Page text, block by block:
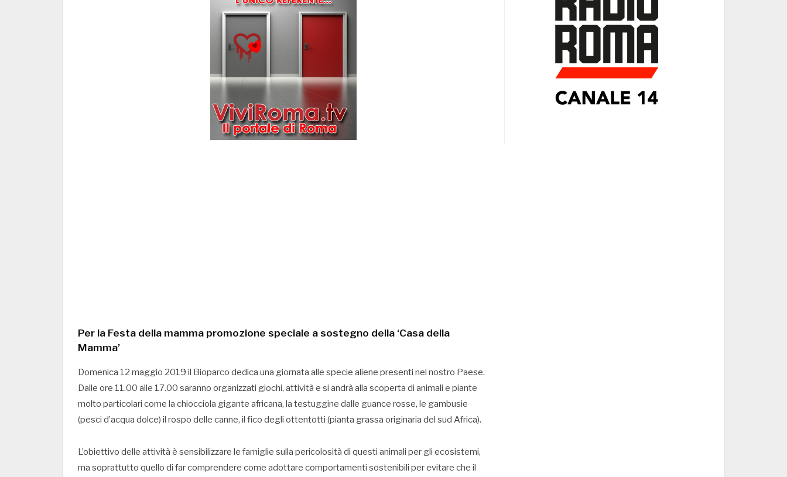
Per la Festa della mamma promozione speciale a sostegno della ‘Casa della
Mamma’
Domenica 12 maggio 2019 il Bioparco dedica una giornata alle specie aliene presenti nel nostro Paese.
Dalle ore 11.00 alle 17.00 saranno organizzati giochi, attività e si andrà alla scoperta di animali e piante
molto particolari come la chiocciola gigante africana, la testuggine dalle guance rosse, le gambusie
(pesci d’acqua dolce) il rospo delle canne, il fico degli ottentotti (pianta grassa originaria del sud Africa).
L’obiettivo delle attività è sensibilizzare le famiglie sulla pericolosità di questi animali per gli ecosistemi,
ma soprattutto quello di far comprendere come adottare comportamenti sostenibili per evitare che il